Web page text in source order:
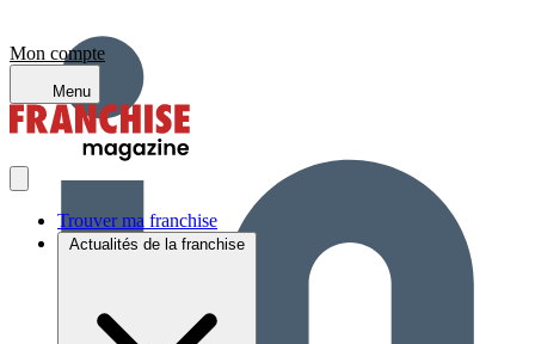
Mon compte
Menu
Trouver ma franchise
Actualités de la franchise